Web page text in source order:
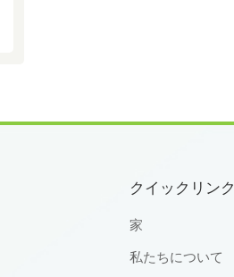
クイックリンク
家
私たちについて